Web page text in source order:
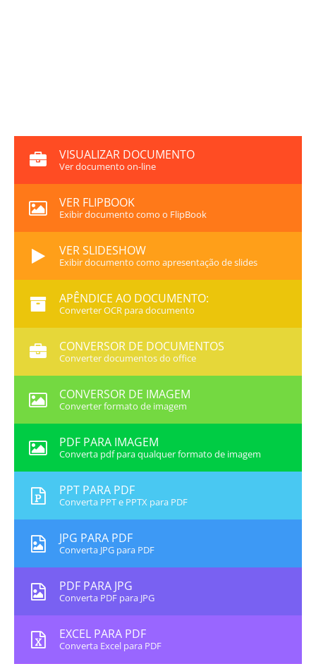
VISUALIZAR DOCUMENTO
Ver documento on-line
VER FLIPBOOK
Exibir documento como o FlipBook
VER SLIDESHOW
Exibir documento como apresentação de slides
APÊNDICE AO DOCUMENTO:
Converter OCR para documento
CONVERSOR DE DOCUMENTOS
Converter documentos do office
CONVERSOR DE IMAGEM
Converter formato de imagem
PDF PARA IMAGEM
Converta pdf para qualquer formato de imagem
PPT PARA PDF
Converta PPT e PPTX para PDF
JPG PARA PDF
Converta JPG para PDF
PDF PARA JPG
Converta PDF para JPG
EXCEL PARA PDF
Converta Excel para PDF